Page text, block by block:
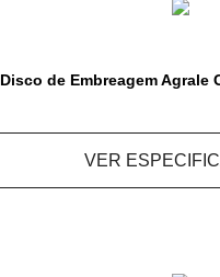
Disco de Embreagem Agrale
VER